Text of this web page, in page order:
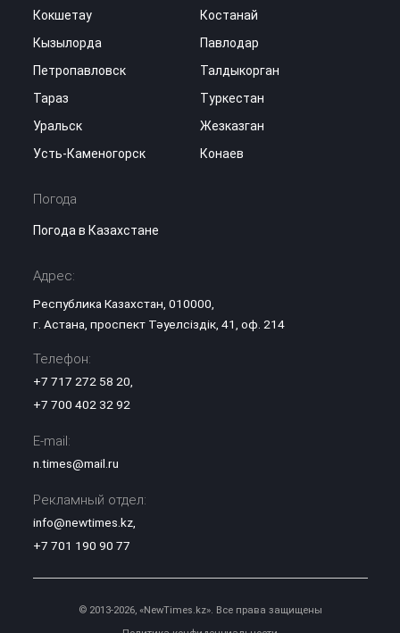
Кокшетау
Костанай
Кызылорда
Павлодар
Петропавловск
Талдыкорган
Тараз
Туркестан
Уральск
Жезказган
Усть-Каменогорск
Конаев
Погода
Погода в Казахстане
Адрес:
Республика Казахстан, 010000,
г. Астана, проспект Тәуелсіздік, 41, оф. 214
Телефон:
+7 717 272 58 20
+7 700 402 32 92
E-mail:
n.times@mail.ru
Рекламный отдел:
info@newtimes.kz,
+7 701 190 90 77
© 2013-2026, «NewTimes.kz». Все права защищены